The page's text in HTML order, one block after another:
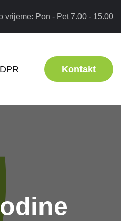
vrijeme: Pon - Pet 7.00 - 15.00
Kontakt